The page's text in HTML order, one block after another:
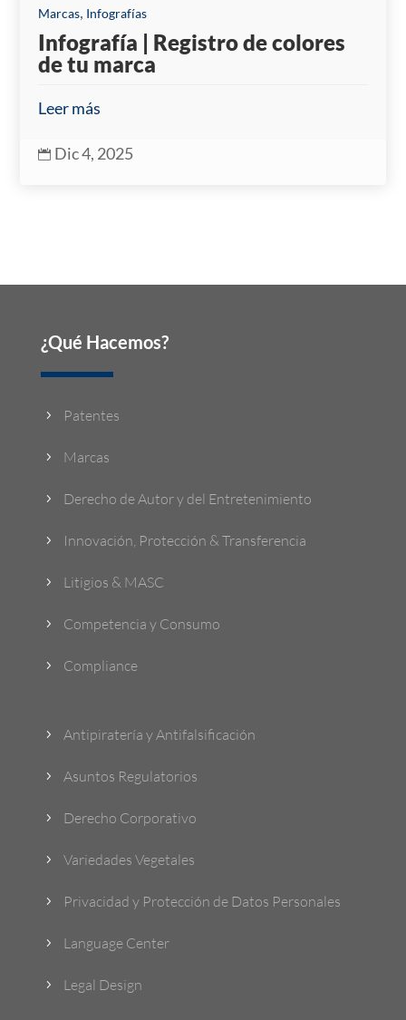
Marcas, Infografías
Infografía | Registro de colores
de tu marca
Leer más
 Dic 4, 2025
¿Qué Hacemos?
5 Patentes
5 Marcas
5 Derecho de Autor y del Entretenimiento
5 Innovación, Protección & Transferencia
5 Litigios & MASC
5 Competencia y Consumo
5 Compliance
5 Antipiratería y Antifalsificación
5 Asuntos Regulatorios
5 Derecho Corporativo
5 Variedades Vegetales
5 Privacidad y Protección de Datos Personales
5 Language Center
5 Legal Design